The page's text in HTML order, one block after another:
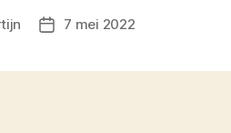
Berichtdatum
7 mei 2022